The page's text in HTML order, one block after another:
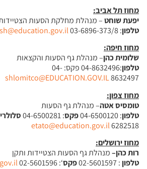
מחוז תל אביב:
יפעת שוחט– מנהלת מחלקת הסעות
טלפון: 03-6896-373/8
מחוז חיפה:
שלומית כהן– מנהלת גף הסעות והקצאות
טלפון
:04-8632496 פקס: 04-
8632497
shlomitco@EDUCATION.GOV.IL
מחוז צפון:
טומסיס אטה– מנהלת גף הסעות
טלפון: 04-6500120 פקס: 04-6500281 סלולרי
6282518
etato@education.gov.il
מחוז ירושלים:
רות כהן–מנהלת גף הסעות הצטיידות ותקן
טלפון: 02-5601597 פקס‘: 02-5601596